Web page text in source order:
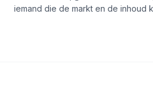
iemand die de markt en de inhoud